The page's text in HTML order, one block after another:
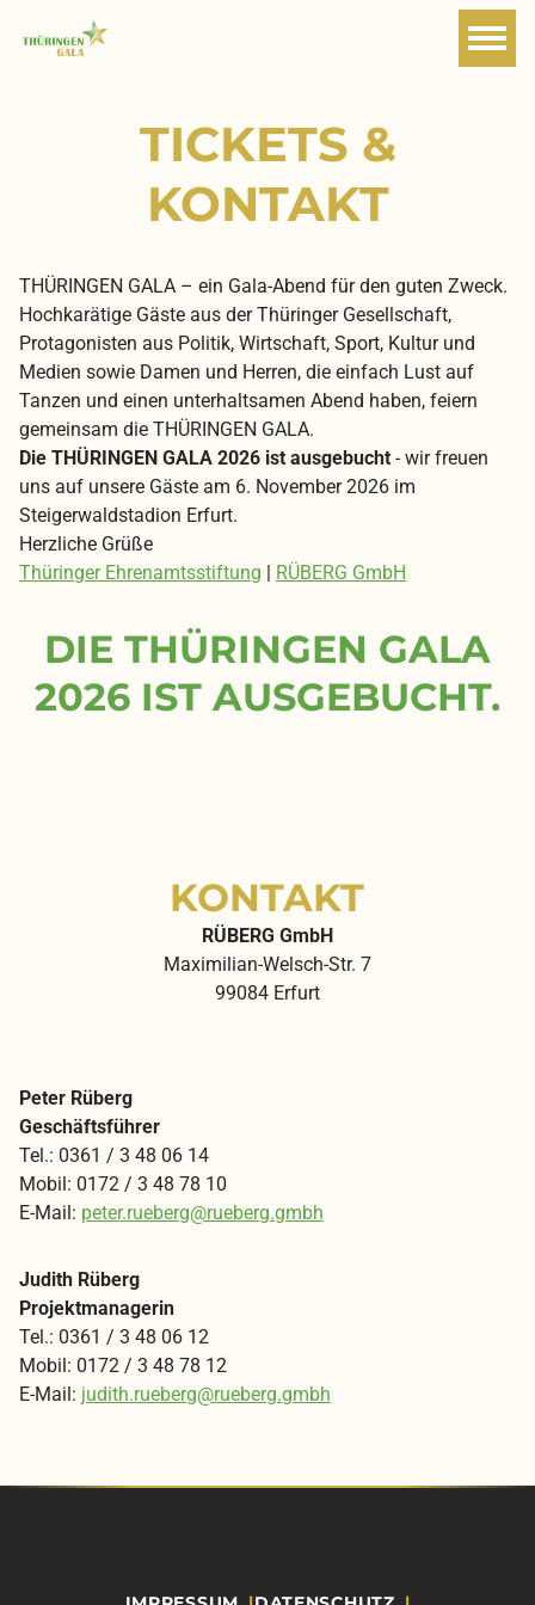
TICKETS &
KONTAKT
THÜRINGEN GALA – ein Gala-Abend für den guten Zweck.
Hochkarätige Gäste aus der Thüringer Gesellschaft,
Protagonisten aus Politik, Wirtschaft, Sport, Kultur und
Medien sowie Damen und Herren, die einfach Lust auf
Tanzen und einen unterhaltsamen Abend haben, feiern
gemeinsam die THÜRINGEN GALA.
Die THÜRINGEN GALA 2026 ist ausgebucht - wir freuen
uns auf unsere Gäste am 6. November 2026 im
Steigerwaldstadion Erfurt.
Herzliche Grüße
Thüringer Ehrenamtsstiftung | RÜBERG GmbH
DIE THÜRINGEN GALA
2026 IST AUSGEBUCHT.
KONTAKT
RÜBERG GmbH
Maximilian-Welsch-Str. 7
99084 Erfurt
Peter Rüberg
Geschäftsführer
Tel.: 0361 / 3 48 06 14
Mobil: 0172 / 3 48 78 10
E-Mail: peter.rueberg@rueberg.gmbh
Judith Rüberg
Projektmanagerin
Tel.: 0361 / 3 48 06 12
Mobil: 0172 / 3 48 78 12
E-Mail: judith.rueberg@rueberg.gmbh